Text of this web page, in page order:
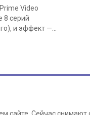
Video
8 серий
и эффект —...